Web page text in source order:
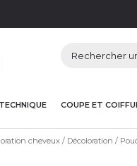
COUPE ET
cheveux Décoloration